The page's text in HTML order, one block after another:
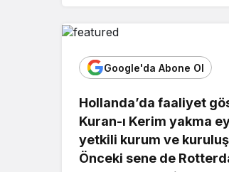
Google'da Abone Ol
Hollanda’da faaliyet
Kuran-ı Kerim yakma
yetkili kurum ve
Önceki sene de